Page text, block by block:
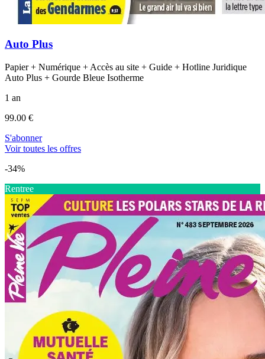
Auto Plus
Papier + Numérique + Accès au site + Guide + Hotline Juridique
Auto Plus + Gourde Bleue Isotherme
1 an
99.00 €
S'abonner
Voir toutes les offres
-34%
Rentree